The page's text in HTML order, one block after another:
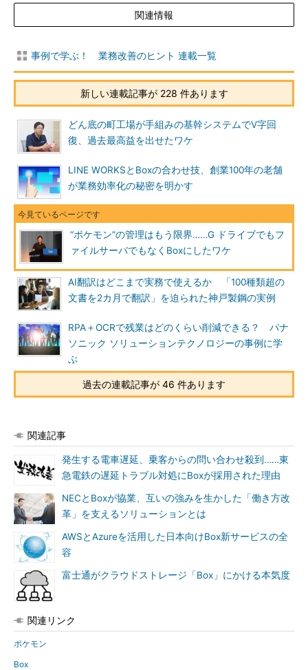
関連情報
事例で学ぶ！ 業務改善のヒント 連載一覧
新しい連載記事が 228 件あります
どん底の町工場が手組みの基幹システムでV字回
復、過去最高益を出せたワケ
LINE WORKSとBoxの合わせ技、創業100年の老舗
が業務効率化の秘密を明かす
“ポケモン”の管理はもう限界……G ドライブでもフ
ァイルサーバでもなくBoxにしたワケ
AI翻訳はどこまで実務で使えるか 「100種類超の
文書を2カ月で翻訳」を迫られた神戸製鋼の実例
RPA＋OCRで残業はどのくらい削減できる？ パナ
ソニック ソリューションテクノロジーの事例に学
ぶ
過去の連載記事が 46 件あります
関連記事
発生する電車遅延、乗客からの問い合わせ殺到……東
急電鉄の遅延トラブル対処にBoxが採用された理由
NECとBoxが協業、互いの強みを生かした「働き方改
革」を支えるソリューションとは
AWSとAzureを活用した日本向けBox新サービスの全
容
富士通がクラウドストレージ「Box」にかける本気度
関連リンク
ポケモン
Box